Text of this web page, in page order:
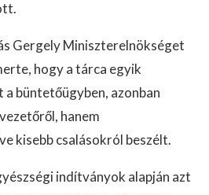
Gergely Miniszterelnökséget
hogy a tárca egyik
büntetőügyben, azonban
hanem
kisebb csalásokról beszélt.
indítványok alapján azt